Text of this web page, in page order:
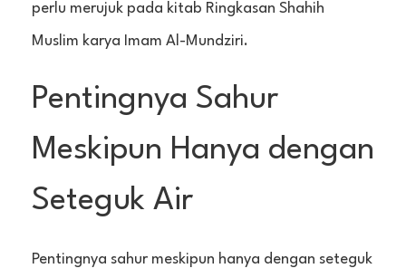
perlu merujuk pada kitab Ringkasan Shahih
Muslim karya Imam Al-Mundziri.
Pentingnya Sahur
Meskipun Hanya dengan
Seteguk Air
Pentingnya sahur meskipun hanya dengan seteguk